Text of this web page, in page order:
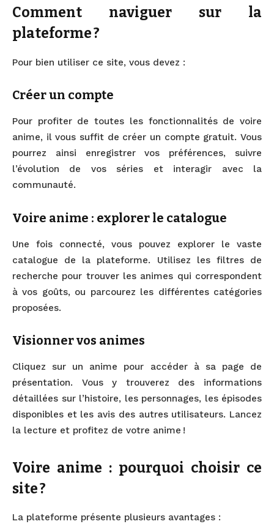
Comment naviguer sur la
plateforme ?
Pour bien utiliser ce site, vous devez :
Créer un compte
Pour profiter de toutes les fonctionnalités de voire
anime, il vous suffit de créer un compte gratuit. Vous
pourrez ainsi enregistrer vos préférences, suivre
l’évolution de vos séries et interagir avec la
communauté.
Voire anime : explorer le catalogue
Une fois connecté, vous pouvez explorer le vaste
catalogue de la plateforme. Utilisez les filtres de
recherche pour trouver les animes qui correspondent
à vos goûts, ou parcourez les différentes catégories
proposées.
Visionner vos animes
Cliquez sur un anime pour accéder à sa page de
présentation. Vous y trouverez des informations
détaillées sur l’histoire, les personnages, les épisodes
disponibles et les avis des autres utilisateurs. Lancez
la lecture et profitez de votre anime !
Voire anime : pourquoi choisir ce
site ?
La plateforme présente plusieurs avantages :